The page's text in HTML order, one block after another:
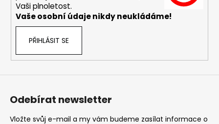
Vaši plnoletost.
Vaše osobní údaje nikdy neukládáme!
PŘIHLÁSIT SE
Odebírat newsletter
Vložte svůj e-mail a my vám budeme zasílat informace o